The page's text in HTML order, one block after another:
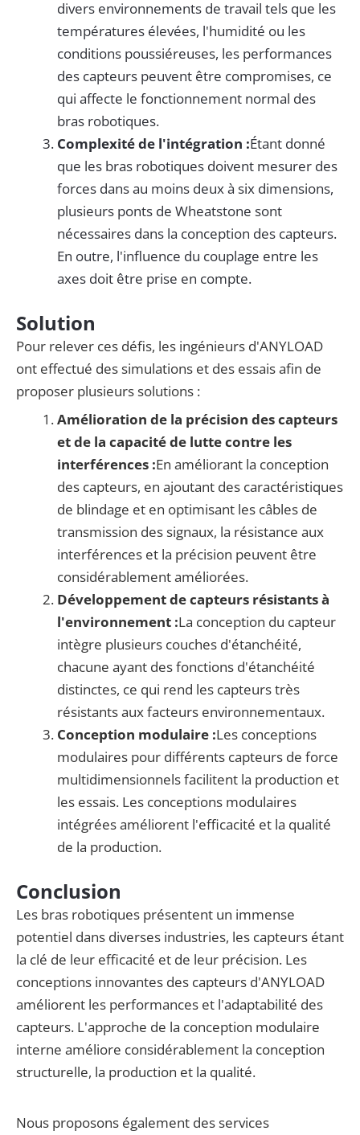
divers environnements de travail tels que les
températures élevées, l'humidité ou les
conditions poussiéreuses, les performances
des capteurs peuvent être compromises, ce
qui affecte le fonctionnement normal des
bras robotiques.
Complexité de l'intégration :Étant donné
que les bras robotiques doivent mesurer des
forces dans au moins deux à six dimensions,
plusieurs ponts de Wheatstone sont
nécessaires dans la conception des capteurs.
En outre, l'influence du couplage entre les
axes doit être prise en compte.
Solution
Pour relever ces défis, les ingénieurs d'ANYLOAD
ont effectué des simulations et des essais afin de
proposer plusieurs solutions :
Amélioration de la précision des capteurs
et de la capacité de lutte contre les
interférences :En améliorant la conception
des capteurs, en ajoutant des caractéristiques
de blindage et en optimisant les câbles de
transmission des signaux, la résistance aux
interférences et la précision peuvent être
considérablement améliorées.
Développement de capteurs résistants à
l'environnement :La conception du capteur
intègre plusieurs couches d'étanchéité,
chacune ayant des fonctions d'étanchéité
distinctes, ce qui rend les capteurs très
résistants aux facteurs environnementaux.
Conception modulaire :Les conceptions
modulaires pour différents capteurs de force
multidimensionnels facilitent la production et
les essais. Les conceptions modulaires
intégrées améliorent l'efficacité et la qualité
de la production.
Conclusion
Les bras robotiques présentent un immense
potentiel dans diverses industries, les capteurs étant
la clé de leur efficacité et de leur précision. Les
conceptions innovantes des capteurs d'ANYLOAD
améliorent les performances et l'adaptabilité des
capteurs. L'approche de la conception modulaire
interne améliore considérablement la conception
structurelle, la production et la qualité.
Nous proposons également des services